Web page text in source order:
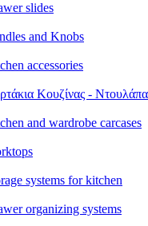
slides
and Knobs
accessories
Κουζίνας -
and wardrobe carcases
systems for kitchen
organizing systems